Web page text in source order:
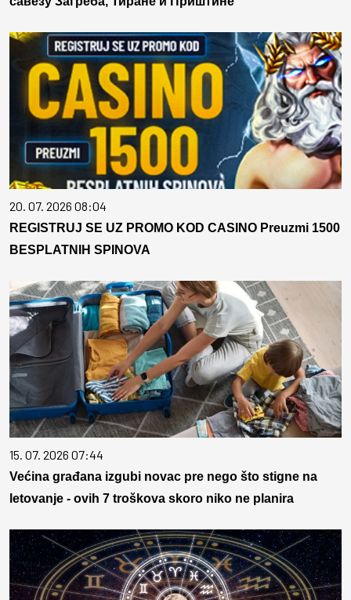
20. 07. 2026 08:04
REGISTRUJ SE UZ PROMO KOD CASINO Preuzmi 1500
BESPLATNIH SPINOVA
15. 07. 2026 07:44
Većina građana izgubi novac pre nego što stigne na
letovanje - ovih 7 troškova skoro niko ne planira